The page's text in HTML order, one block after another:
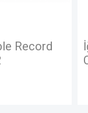
Technica